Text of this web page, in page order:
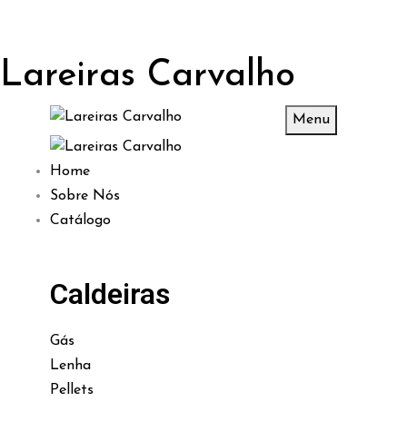
Lareiras Carvalho
Menu
Home
Sobre Nós
Catálogo
Caldeiras
Gás
Lenha
Pellets